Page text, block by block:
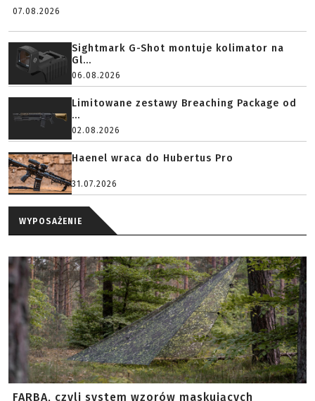
07.08.2026
Sightmark G-Shot montuje kolimator na
Gl...
06.08.2026
Limitowane zestawy Breaching Package od
...
02.08.2026
Haenel wraca do Hubertus Pro
31.07.2026
WYPOSAŻENIE
FARBA, czyli system wzorów maskujących